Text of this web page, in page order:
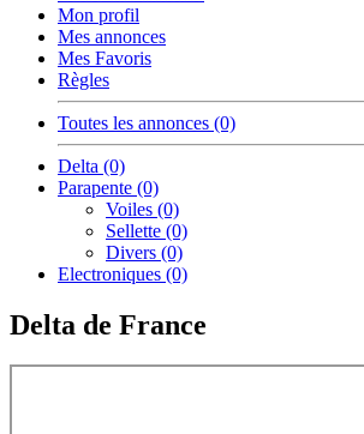
Mon profil
Mes annonces
Mes Favoris
Règles
Toutes les annonces (0)
Delta (0)
Parapente (0)
Voiles (0)
Sellette (0)
Divers (0)
Electroniques (0)
Delta de France